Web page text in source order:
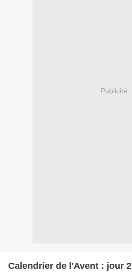
Publicité
Calendrier de l'Avent : jour 2